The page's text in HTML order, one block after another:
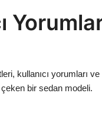
kullanıcı yorumları ve
bir sedan modeli.